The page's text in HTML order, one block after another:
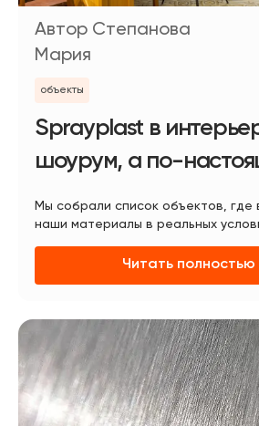
Автор Степанова
Мария
объекты
Sprayplast в
шоурум, а по-
Мы собрали список объектов, где
наши материалы в реальных
Читать полностью